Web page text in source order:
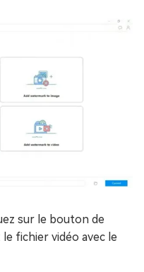
sur le bouton de
fichier vidéo avec le